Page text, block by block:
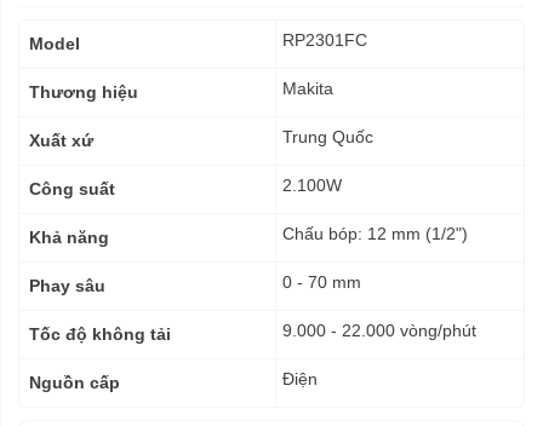
kỹ
Model RP2301FC
Thương hiệu Makita
Xuất xứ Trung Quốc
Công suất 2.100W
Khả năng Chấu bóp: 12 mm (1/2")
Phay sâu 0 - 70 mm
Tốc độ không tải 9.000 - 22.000 vòng/phút
Nguồn cấp Điện